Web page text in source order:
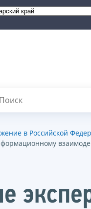
в Российской